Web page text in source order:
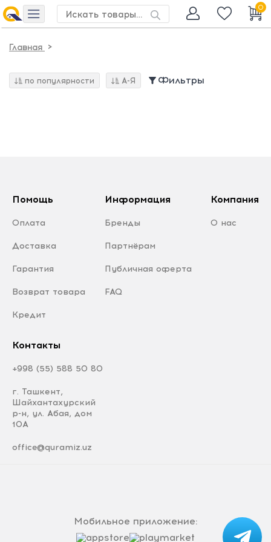
0
Главная >
по популярности А-Я Фильтры
Помощь
Оплата
Доставка
Гарантия
Возврат товара
Кредит
Информация
Бренды
Партнёрам
Публичная оферта
FAQ
Компания
О нас
Контакты
+998 (55) 588 50 80
г. Ташкент,
Шайхантахурский
р-н, ул. Абая, дом
10А
office@quramiz.uz
Мобильное приложение: